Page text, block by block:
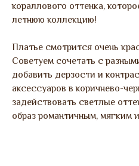
кораллового оттенка,
летнюю коллекцию!
Платье смотрится очень
Советуем сочетать с
добавить дерзости и
аксессуаров в коричнево-
задействовать светлые
образ романтичным, мягким